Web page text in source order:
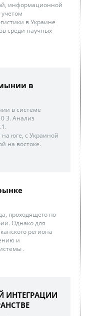
информационной
в Украине
среди научных
в
в системе
3. Анализ
на юге, с Украиной
на востоке.
проходящего по
Однако для
региона
и
.
ИНТЕГРАЦИИ